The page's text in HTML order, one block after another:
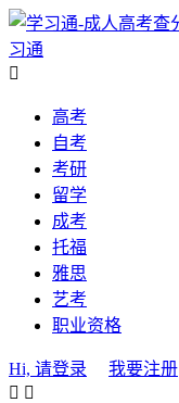
习通

高考
自考
考研
留学
成考
托福
雅思
艺考
职业资格
Hi, 请登录 我要注册
 